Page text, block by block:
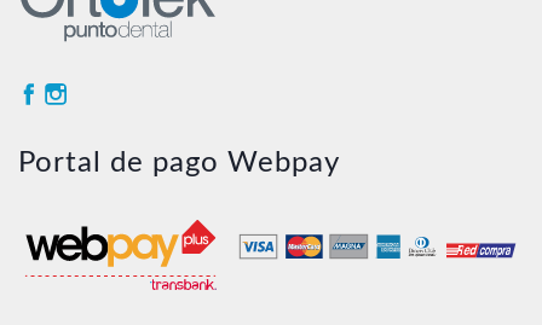
Portal de pago Webpay